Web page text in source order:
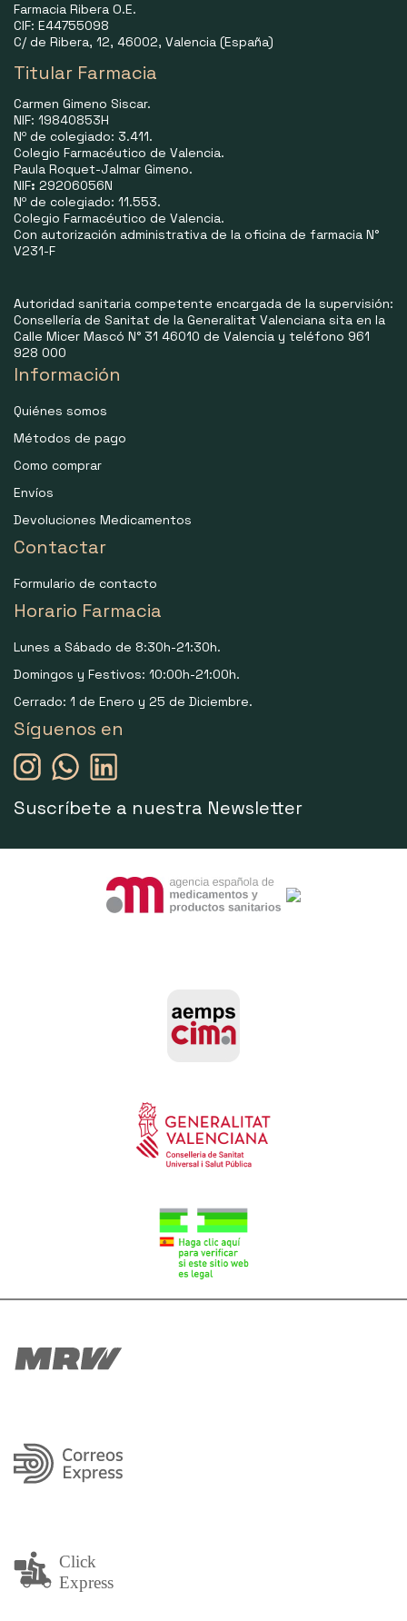
Farmacia Ribera O.E.
CIF: E44755098
C/ de Ribera, 12, 46002, Valencia (España)
Titular Farmacia
Carmen Gimeno Siscar.
NIF: 19840853H
Nº de colegiado: 3.411.
Colegio Farmacéutico de Valencia.
Paula Roquet-Jalmar Gimeno.
NIF: 29206056N
Nº de colegiado: 11.553.
Colegio Farmacéutico de Valencia.
Con autorización administrativa de la oficina de farmacia N°
V231-F
Autoridad sanitaria competente encargada de la supervisión:
Consellería de Sanitat de la Generalitat Valenciana sita en la
Calle Micer Mascó N° 31 46010 de Valencia y teléfono 961
928 000
Información
Quiénes somos
Métodos de pago
Como comprar
Envíos
Devoluciones Medicamentos
Contactar
Formulario de contacto
Horario Farmacia
Lunes a Sábado de 8:30h-21:30h.
Domingos y Festivos: 10:00h-21:00h.
Cerrado: 1 de Enero y 25 de Diciembre.
Síguenos en
Suscríbete a nuestra Newsletter